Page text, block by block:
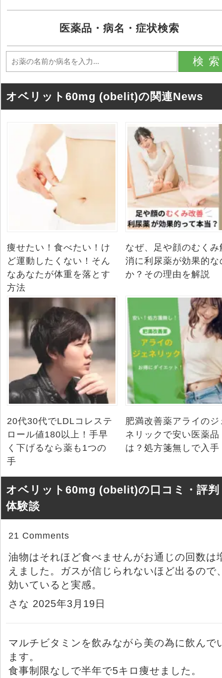
医薬品・病名・症状検索
検
オベリット60mg (obelit)の関連News
痩せたい！食べたい！け
ど運動したくない！そん
なあなたが体重を落とす
方法
なぜ、足や顔のむくみ
消に利尿薬が効果的な
か？その理由を解説
20代30代でLDLコレステ
ロール値180以上！手早
く下げるなら薬も1つの
手
肥満改善薬アライのジ
ネリックで安い医薬品
は？処方箋無しで入手
オベリット60mg (obelit)の口コミ・評判
体験談
21 Comments
油物はそれほど食べませんがお通じの回数は
えました。ガスが信じられないほど出るので
効いていると実感。
さな 2025年3月19日
マルチビタミンを飲みながら美の為に飲んで
ます。
食事制限なしで半年で5キロ痩せました。